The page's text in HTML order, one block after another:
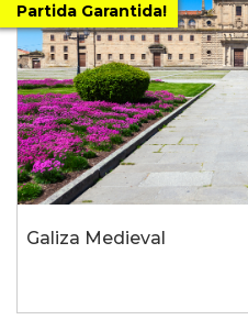
Galiza Medieval
Partida Garantida!